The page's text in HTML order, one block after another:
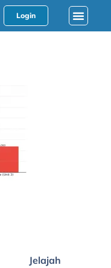
Login
Jelajah